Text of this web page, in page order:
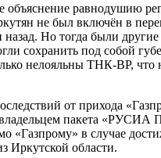
объяснение равнодушию
не был включён в
назад. Но тогда были
сохранить под собой
нелояльны ТНК-ВР, что
от прихода
пакета «РУСИА
«Газпрому» в случае
Иркутской области.